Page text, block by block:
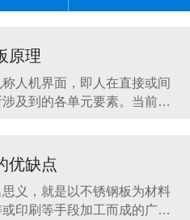
原理
人机界面，即人在直接或间
及到的各单元要素。当前，
到机械的工作效率、操作的
可靠性等等，因此人机界面
的一个重要环节。目前机械
优缺点
义，就是以不锈钢板为材料
印刷等手段加工而成的广告